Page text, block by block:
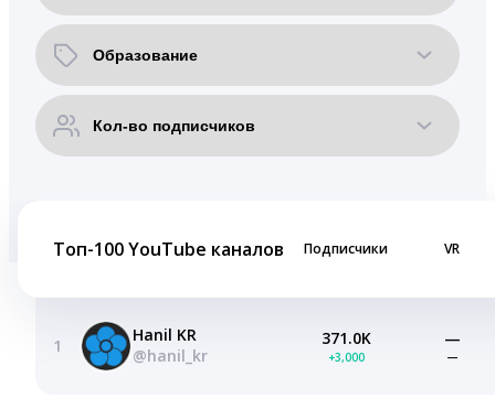
Топ-100 YouTube каналов Подписчики VR
1
Hanil KR
@hanil_kr
371.0K
+3,000
—
—